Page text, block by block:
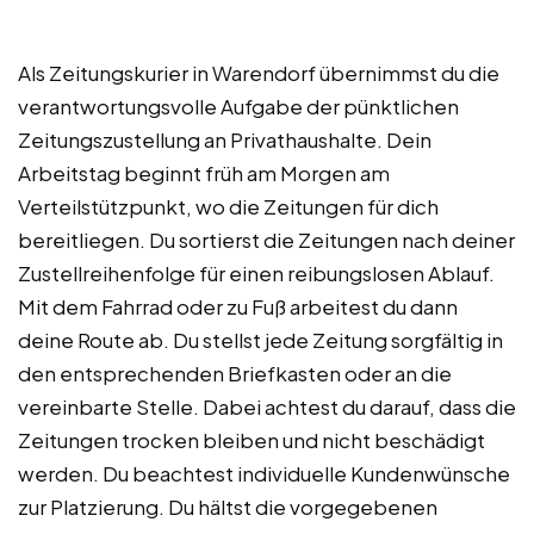
Als Zeitungskurier in Warendorf übernimmst du die
verantwortungsvolle Aufgabe der pünktlichen
Zeitungszustellung an Privathaushalte. Dein
Arbeitstag beginnt früh am Morgen am
Verteilstützpunkt, wo die Zeitungen für dich
bereitliegen. Du sortierst die Zeitungen nach deiner
Zustellreihenfolge für einen reibungslosen Ablauf.
Mit dem Fahrrad oder zu Fuß arbeitest du dann
deine Route ab. Du stellst jede Zeitung sorgfältig in
den entsprechenden Briefkasten oder an die
vereinbarte Stelle. Dabei achtest du darauf, dass die
Zeitungen trocken bleiben und nicht beschädigt
werden. Du beachtest individuelle Kundenwünsche
zur Platzierung. Du hältst die vorgegebenen